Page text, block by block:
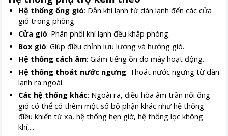
Hệ thống ống gió: Dẫn khí lạnh từ dàn lạnh đến các cửa
gió trong phòng.
Cửa gió: Phân phối khí lạnh đều khắp phòng.
Box gió: Giúp điều chỉnh lưu lượng và hướng gió.
Hệ thống cách âm: Giảm tiếng ồn do máy hoạt động.
Hệ thống thoát nước ngưng: Thoát nước ngưng từ dàn
lạnh ra ngoài.
Các hệ thống khác: Ngoài ra, điều hòa âm trần nối ống
gió có thể có thêm một số bộ phận khác như hệ thống
điều khiển từ xa, hệ thống hẹn giờ, hệ thống lọc không
khí,...